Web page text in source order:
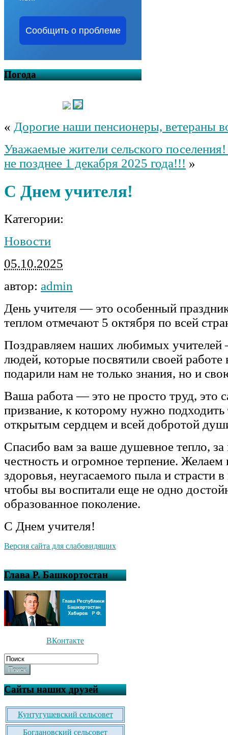
Сообщить о проблеме
Погода
« Дорогие наши пенсионеры, ветераны
Уважаемые жители сельского
не позднее 1 декабря 2025 года!!! »
С Днем учителя!
Категории:
Новости
05.10.2025
автор: admin
День учителя — это особенный
теплом отмечают 5 октября по всей
Поздравляем наших любимых учителей
людей, которые посвятили своей
подарили нам не только знания, но и
Ваша работа — это не просто труд, это
призвание, к которому нужно подходить
открытым сердцем и всей добротой
Спасибо вам за ваше душевное тепло, за
честность и огромное терпение. Желаем
здоровья, неугасаемого пыла и страсти
чтобы вы воспитали еще не одно
образованное поколение.
С Днем учителя!
Версия сайта для слабовидящих
Глава Р. Башкортостан
ВКонтакте
Поиск
Сайты наших друзей
Кунтугушевский сельсовет
Богдановский сельсовет